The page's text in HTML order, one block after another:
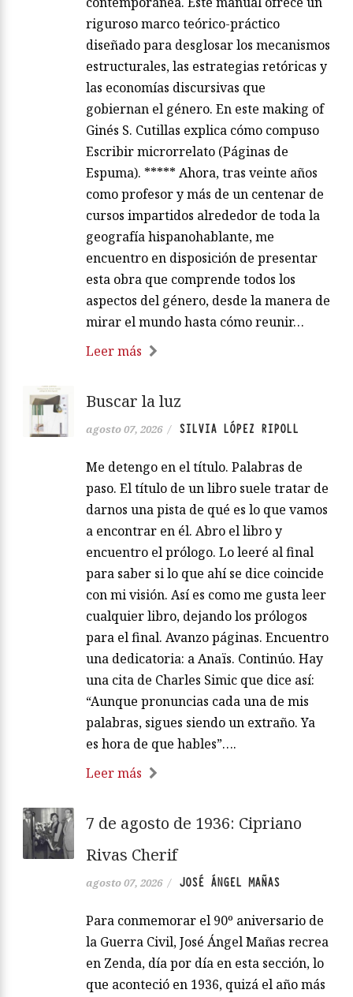
riguroso marco teórico-práctico
diseñado para desglosar los mecanismos
estructurales, las estrategias retóricas y
las economías discursivas que
gobiernan el género. En este making of
Ginés S. Cutillas explica cómo compuso
Escribir microrrelato (Páginas de
Espuma). ***** Ahora, tras veinte años
como profesor y más de un centenar de
cursos impartidos alrededor de toda la
geografía hispanohablante, me
encuentro en disposición de presentar
esta obra que comprende todos los
aspectos del género, desde la manera de
mirar el mundo hasta cómo reunir…
Leer más
Buscar la luz
agosto 07, 2026 / SILVIA LÓPEZ RIPOLL
Me detengo en el título. Palabras de
paso. El título de un libro suele tratar de
darnos una pista de qué es lo que vamos
a encontrar en él. Abro el libro y
encuentro el prólogo. Lo leeré al final
para saber si lo que ahí se dice coincide
con mi visión. Así es como me gusta leer
cualquier libro, dejando los prólogos
para el final. Avanzo páginas. Encuentro
una dedicatoria: a Anaïs. Continúo. Hay
una cita de Charles Simic que dice así:
“Aunque pronuncias cada una de mis
palabras, sigues siendo un extraño. Ya
es hora de que hables”….
Leer más
7 de agosto de 1936: Cipriano
Rivas Cherif
agosto 07, 2026 / JOSÉ ÁNGEL MAÑAS
Para conmemorar el 90º aniversario de
la Guerra Civil, José Ángel Mañas recrea
en Zenda, día por día en esta sección, lo
que aconteció en 1936, quizá el año más